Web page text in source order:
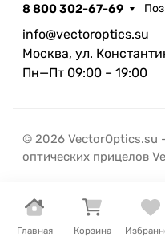
Главная Корзина
8 800 302-67-69
info@vectoroptics.su
Москва, ул.
Пн—Пт 09:00 – 19:00
© 2026 VectorOptics.su
оптических прицелов